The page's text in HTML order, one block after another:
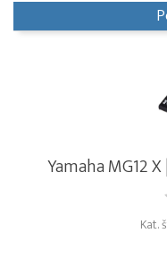
Yamaha MG12
Kat.